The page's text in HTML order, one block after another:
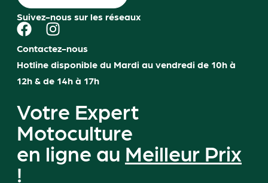
Suivez-nous sur les réseaux
Contactez-nous
Hotline disponible du Mardi au vendredi de 10h à
12h & de 14h à 17h
Votre Expert
Motoculture
en ligne au Meilleur Prix
!